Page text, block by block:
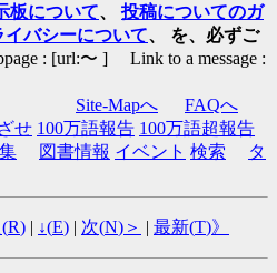
板について、 投稿についてのガ
バシーについて、 を、必ずご
: [url:〜 ] Link to a message :
Site-Mapへ
FAQへ
せ 100万語報告 100万語超報告
図書情報 イベント 検索
タ
R) | ↓(E) | 次(N)＞ | 最新(T)》